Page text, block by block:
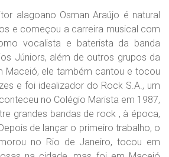
alagoano Osman Araújo é natural
e começou a carreira musical com
vocalista e baterista da banda
Júniors, além de outros grupos da
Maceió, ele também cantou e tocou
e foi idealizador do Rock S.A., um
no Colégio Marista em 1987,
grandes bandas de rock , à época,
de lançar o primeiro trabalho, o
no Rio de Janeiro, tocou em